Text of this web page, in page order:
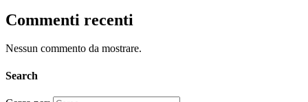
Commenti recenti
Nessun commento da mostrare.
Search